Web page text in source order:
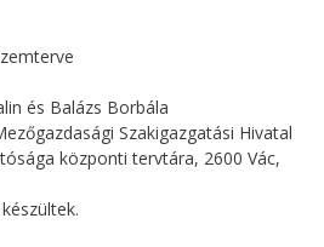
és Balázs Borbála
Szakigazgatási Hivatal
központi tervtára, 2600 Vác,